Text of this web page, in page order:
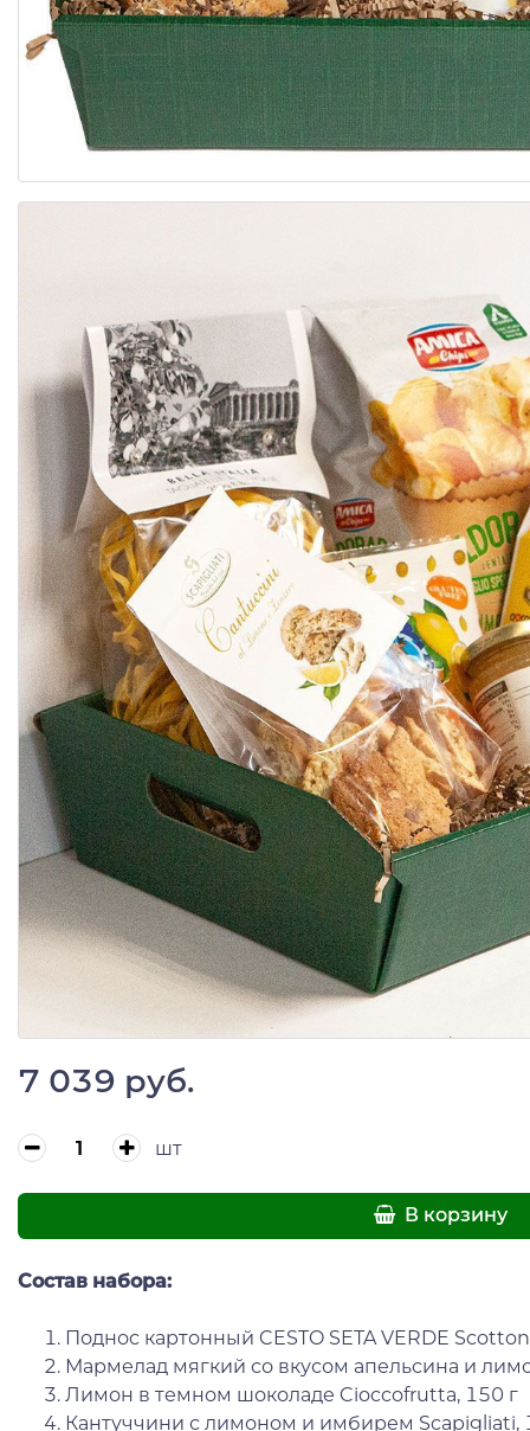
7 039 руб.
шт
В корзину
Состав набора:
Поднос картонный CESTO SETA VERDE
Мармелад мягкий со вкусом апельсина и
Лимон в темном шоколаде Cioccofrutta, 150 г
Кантуччини с лимоном и имбирем Scapigliati,